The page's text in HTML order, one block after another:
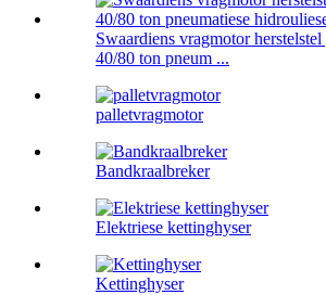
Swaardiens vragmotor herstelstel
40/80 ton pneum ...
palletvragmotor
Bandkraalbreker
Elektriese kettinghyser
Kettinghyser